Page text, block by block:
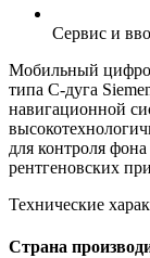
Сервис и
Мобильный
типа С-дуга
навигационной
для контроля
рентгеновских
Технические
Страна